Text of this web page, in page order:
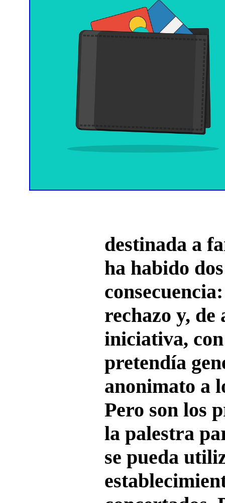
destinada a
ha habido
rechazo y,
iniciativa,
pretendía
anonimato a
Pero son los
la palestra
se pueda